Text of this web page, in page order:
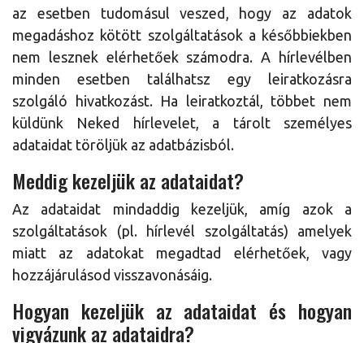
az esetben tudomásul veszed, hogy az adatok
megadáshoz kötött szolgáltatások a későbbiekben
nem lesznek elérhetőek számodra. A hírlevélben
minden esetben találhatsz egy leiratkozásra
szolgáló hivatkozást. Ha leiratkoztál, többet nem
küldünk Neked hírlevelet, a tárolt személyes
adataidat töröljük az adatbázisból.
Meddig kezeljük az adataidat?
Az adataidat mindaddig kezeljük, amíg azok a
szolgáltatások (pl. hírlevél szolgáltatás) amelyek
miatt az adatokat megadtad elérhetőek, vagy
hozzájárulásod visszavonásáig.
Hogyan kezeljük az adataidat és hogyan
vigyázunk az adataidra?